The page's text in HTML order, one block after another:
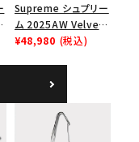
Supreme シュプリー
ム 2025AW Velvet
Small Messenger
バッグ レッドレオパー
ド
¥48,980 (税込)